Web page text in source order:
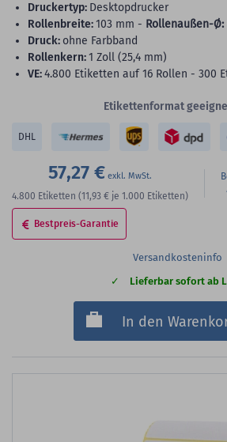
Druckertyp: Desktopdrucker
Rollenbreite:103 mm - Rollenaußen-Ø:
Druck: ohne Farbband
Rollenkern:1 Zoll (25,4 mm)
VE:4.800 Etiketten auf 16 Rollen - 300
Etikettenformat
DHL
57,27 €
4.800 Etiketten (11,93 € je 1.000 Etiketten)
Bestpreis-Garantie
Versandkosteninfo
Lieferbar sofort ab
In den